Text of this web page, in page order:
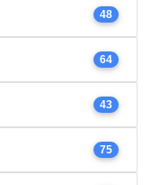
48
64
43
75